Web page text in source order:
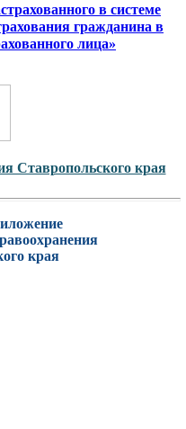
в системе
гражданина в
лица»
Ставропольского края
края